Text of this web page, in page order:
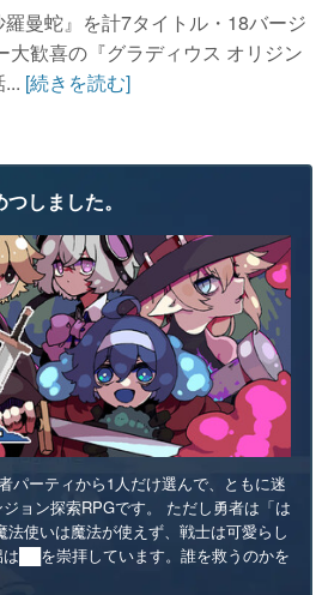
羅曼蛇』を計7タイトル・18バージ
大歓喜の『グラディウス オリジン
[続きを読む]
しました。
パーティから1人だけ選んで、ともに迷
ョン探索RPGです。 ただし勇者は「は
使いは魔法が使えず、戦士は可愛らし
██を崇拝しています。誰を救うのかを